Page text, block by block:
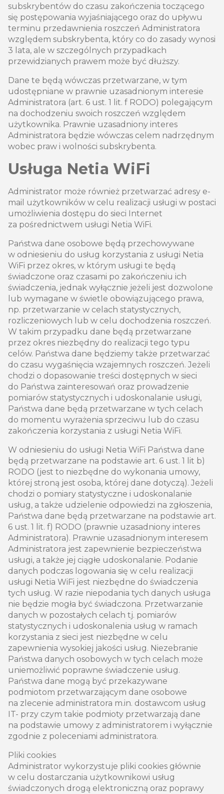
subskrybentów do czasu zakończenia toczącego
się postępowania wyjaśniającego oraz do upływu
terminu przedawnienia roszczeń Administratora
względem subskrybenta, który co do zasady wynosi
3 lata, ale w szczególnych przypadkach
przewidzianych prawem może być dłuższy.
Dane te będą wówczas przetwarzane, w tym
udostępniane w prawnie uzasadnionym interesie
Administratora (art. 6 ust. 1 lit. f RODO) polegającym
na dochodzeniu swoich roszczeń względem
użytkownika. Prawnie uzasadniony interes
Administratora będzie wówczas celem nadrzędnym
wobec praw i wolności subskrybenta.
Usługa Netia WiFi
Administrator może również przetwarzać adresy e-
mail użytkowników w celu realizacji usługi w postaci
umożliwienia dostępu do sieci Internet
za pośrednictwem usługi Netia WiFi.
Państwa dane osobowe będą przechowywane
w odniesieniu do usług korzystania z usługi Netia
WiFi przez okres, w którym usługi te będą
świadczone oraz czasami po zakończeniu ich
świadczenia, jednak wyłącznie jeżeli jest dozwolone
lub wymagane w świetle obowiązującego prawa,
np. przetwarzanie w celach statystycznych,
rozliczeniowych lub w celu dochodzenia roszczeń.
W takim przypadku dane będą przetwarzane
przez okres niezbędny do realizacji tego typu
celów. Państwa dane będziemy także przetwarzać
do czasu wygaśnięcia wzajemnych roszczeń. Jeżeli
chodzi o dopasowanie treści dostępnych w sieci
do Państwa zainteresowań oraz prowadzenie
pomiarów statystycznych i udoskonalanie usługi,
Państwa dane będą przetwarzane w tych celach
do momentu wyrażenia sprzeciwu lub do czasu
zakończenia korzystania z usługi Netia WiFi.
W odniesieniu do usługi Netia WiFi Państwa dane
będą przetwarzane na podstawie art. 6 ust. 1 lit b)
RODO (jest to niezbędne do wykonania umowy,
której stroną jest osoba, której dane dotyczą). Jeżeli
chodzi o pomiary statystyczne i udoskonalanie
usług, a także udzielenie odpowiedzi na zgłoszenia,
Państwa dane będą przetwarzane na podstawie art.
6 ust. 1 lit. f) RODO (prawnie uzasadniony interes
Administratora). Prawnie uzasadnionym interesem
Administratora jest zapewnienie bezpieczeństwa
usługi, a także jej ciągłe udoskonalanie. Podanie
danych podczas logowania się w celu realizacji
usługi Netia WiFi jest niezbędne do świadczenia
tych usług. W razie niepodania tych danych usługa
nie będzie mogła być świadczona. Przetwarzanie
danych w pozostałych celach tj. pomiarów
statystycznych i udoskonalenia usług w ramach
korzystania z sieci jest niezbędne w celu
zapewnienia wysokiej jakości usług. Niezebranie
Państwa danych osobowych w tych celach może
uniemożliwić poprawne świadczenie usług.
Państwa dane mogą być przekazywane
podmiotom przetwarzającym dane osobowe
na zlecenie administratora m.in. dostawcom usług
IT- przy czym takie podmioty przetwarzają dane
na podstawie umowy z administratorem i wyłącznie
zgodnie z poleceniami administratora.
Pliki cookies
Administrator wykorzystuje pliki cookies głównie
w celu dostarczania użytkownikowi usług
świadczonych drogą elektroniczną oraz poprawy